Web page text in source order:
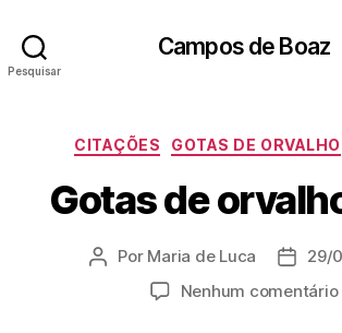
Pesquisar
Campos de Boaz
C
t
e
o
r
CITAÇÕES GOTAS DE ORVALHO
Gotas de
A Por Maria de Luca
D 29/
Nenhum comentárioe